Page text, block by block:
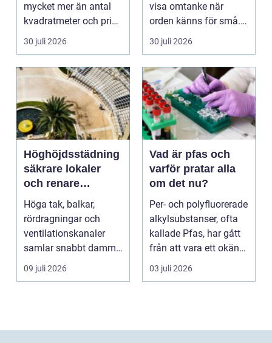
mycket mer än antal
kvadratmeter och pris
per månad. Företa...
30 juli 2026
visa omtanke när
orden känns för små.
Ett genomtänkt
bloms...
30 juli 2026
Höghöjdsstädning
säkrare lokaler
och renare
arbetsmiljö
Höga tak, balkar,
rördragningar och
ventilationskanaler
samlar snabbt damm,
smuts och partiklar. I
09 juli 2026
Vad är pfas och
varför pratar alla
om det nu?
Per- och polyfluorerade
alkylsubstanser, ofta
kallade Pfas, har gått
från att vara ett okänt
kemiskt...
03 juli 2026